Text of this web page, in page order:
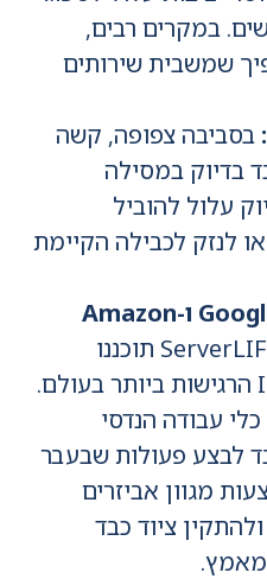
במקרים רבים,
שמשבית שירותים
בסביבה צפופה, קשה
בדיוק במסילה
עלול להוביל
לנזק לכבילה הקיימת
הפתרון: הסטנדרט של Google ו-Amazon
מעלוני ServerLIFT תוכננו
במיוחד עבור סביבות ה-IT הרגישות ביותר בעולם.
עבודה הנדסי
לבצע פעולות שבעבר
באמצעות מגוון אביזרים
ציוד כבד
מאמץ.